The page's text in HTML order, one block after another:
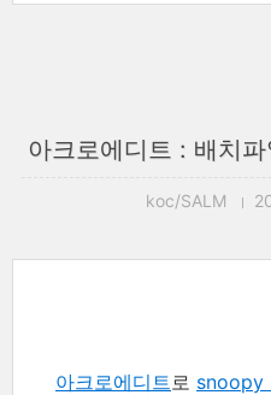
아크로에디트 : 배치
koc/SALM
아크로에디트로 snoopy